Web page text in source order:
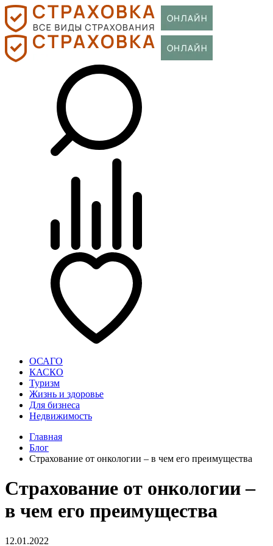
ОСАГО
КАСКО
Туризм
Жизнь и здоровье
Для бизнеса
Недвижимость
Главная
Блог
Страхование от онкологии – в чем его преимущества
Страхование от онкологии –
в чем его преимущества
12.01.2022